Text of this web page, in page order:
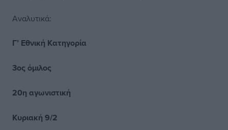
Αναλυτικά:
Γ’ Εθνική Κατηγορία
3ος όμιλος
20η αγωνιστική
Κυριακή 9/2